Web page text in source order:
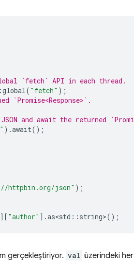
`fetch` API in each thread.
global( "fetch" );
`Promise<Response>`.
and await the returned
).await();
httpbin.org/json" );
][ "author" ].as<std :: string>();
gerçekleştiriyor. val üzerindeki her